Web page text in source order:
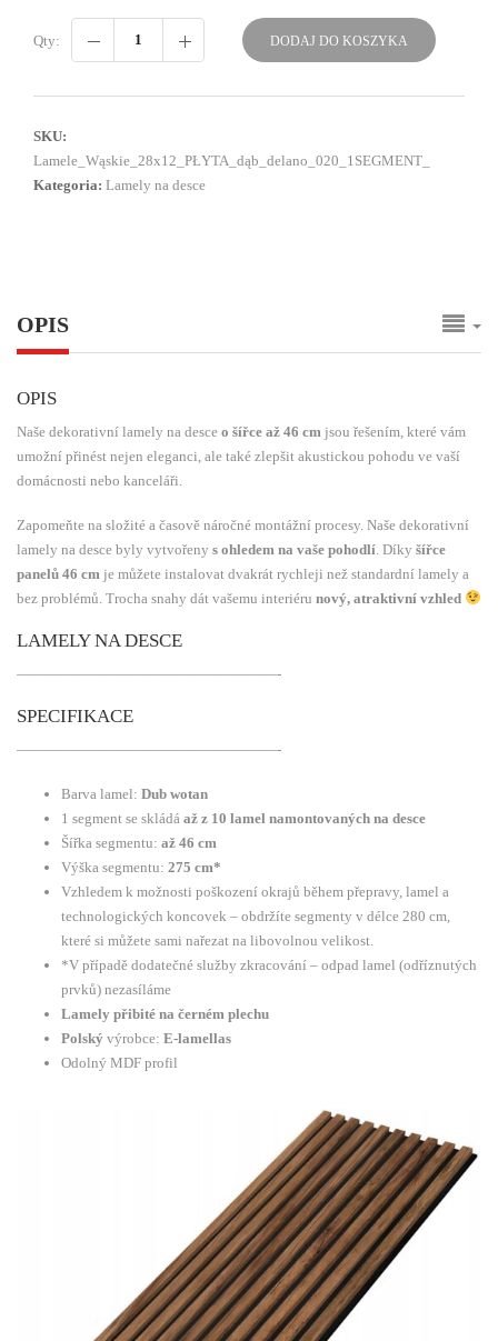
Qty: DODAJ DO KOSZYKA
SKU:
Lamele_Wąskie_28x12_PŁYTA_dąb_delano_020_1SEGMENT_
Kategoria: Lamely na desce
OPIS
OPIS
Naše dekorativní lamely na desce o šířce až 46 cm jsou řešením, které vám
umožní přinést nejen eleganci, ale také zlepšit akustickou pohodu ve vaší
domácnosti nebo kanceláři.
Zapomeňte na složité a časově náročné montážní procesy. Naše dekorativní
lamely na desce byly vytvořeny s ohledem na vaše pohodlí . Díky šířce
panelů 46 cm je můžete instalovat dvakrát rychleji než standardní lamely a
bez problémů. Trocha snahy dát vašemu interiéru nový, atraktivní vzhled
LAMELY NA DESCE
——————————————————-
SPECIFIKACE
——————————————————-
Barva lamel: Dub wotan
1 segment se skládá až z 10 lamel namontovaných na desce
Šířka segmentu: až 46 cm
Výška segmentu: 275 cm*
Vzhledem k možnosti poškození okrajů během přepravy, lamel a
technologických koncovek – obdržíte segmenty v délce 280 cm,
které si můžete sami nařezat na libovolnou velikost.
*V případě dodatečné služby zkracování – odpad lamel (odříznutých
prvků) nezasíláme
Lamely přibité na černém plechu
Polský výrobce: E-lamellas
Odolný MDF profil